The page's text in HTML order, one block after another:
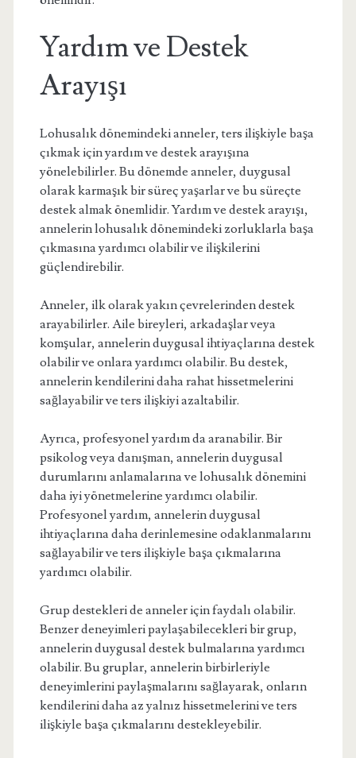
Yardım ve Destek
Arayışı
Lohusalık dönemindeki anneler, ters ilişkiyle başa
çıkmak için yardım ve destek arayışına
yönelebilirler. Bu dönemde anneler, duygusal
olarak karmaşık bir süreç yaşarlar ve bu süreçte
destek almak önemlidir. Yardım ve destek arayışı,
annelerin lohusalık dönemindeki zorluklarla başa
çıkmasına yardımcı olabilir ve ilişkilerini
güçlendirebilir.
Anneler, ilk olarak yakın çevrelerinden destek
arayabilirler. Aile bireyleri, arkadaşlar veya
komşular, annelerin duygusal ihtiyaçlarına destek
olabilir ve onlara yardımcı olabilir. Bu destek,
annelerin kendilerini daha rahat hissetmelerini
sağlayabilir ve ters ilişkiyi azaltabilir.
Ayrıca, profesyonel yardım da aranabilir. Bir
psikolog veya danışman, annelerin duygusal
durumlarını anlamalarına ve lohusalık dönemini
daha iyi yönetmelerine yardımcı olabilir.
Profesyonel yardım, annelerin duygusal
ihtiyaçlarına daha derinlemesine odaklanmalarını
sağlayabilir ve ters ilişkiyle başa çıkmalarına
yardımcı olabilir.
Grup destekleri de anneler için faydalı olabilir.
Benzer deneyimleri paylaşabilecekleri bir grup,
annelerin duygusal destek bulmalarına yardımcı
olabilir. Bu gruplar, annelerin birbirleriyle
deneyimlerini paylaşmalarını sağlayarak, onların
kendilerini daha az yalnız hissetmelerini ve ters
ilişkiyle başa çıkmalarını destekleyebilir.